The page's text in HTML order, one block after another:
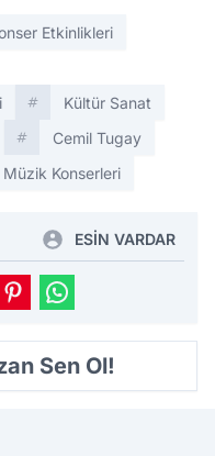
Etkinlikleri
Kültür Sanat
Cemil Tugay
Müzik Konserleri
ESİN VARDAR
Sen Ol!